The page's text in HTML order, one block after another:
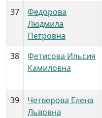
37
Федорова
Людмила
Петровна
38
Фетисова Ильсия
Камиловна
39
Четверова Елена
Львовна